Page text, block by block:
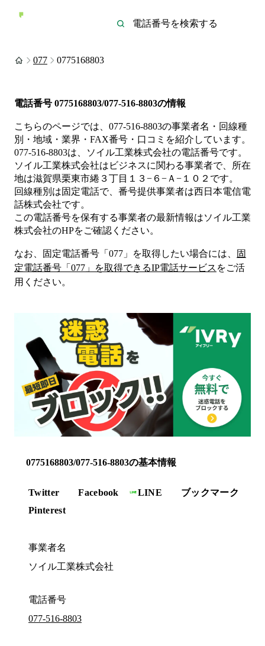
077 0775168803
電話番号 0775168803/077-516-8803の情報
こちらのページでは、 077-516-8803の事業者名・回線種
別・地域・業界・FAX番号・口コミを紹介しています。
077-516-8803は、 ソイル工業株式会社の電話番号です。
ソイル工業株式会社は ビジネスに関わる事業者で、所在
地は滋賀県栗東市綣３丁目１３−６−Ａ−１０２ です。
回線種別は固定電話で、番号提供事業者は西日本電信電
話株式会社です。
この電話番号を保有する事業者の最新情報はソイル工業
株式会社のHPをご確認ください。
なお、固定電話番号「 077 」を取得したい場合には、
固
定電話番号「 077 」を取得できるIP電話サービス をご活
用ください。
0775168803/077-516-8803の基本情報
Twitter Facebook LINE
ブックマーク
Pinterest
事業者名
ソイル工業株式会社
電話番号
077-516-8803